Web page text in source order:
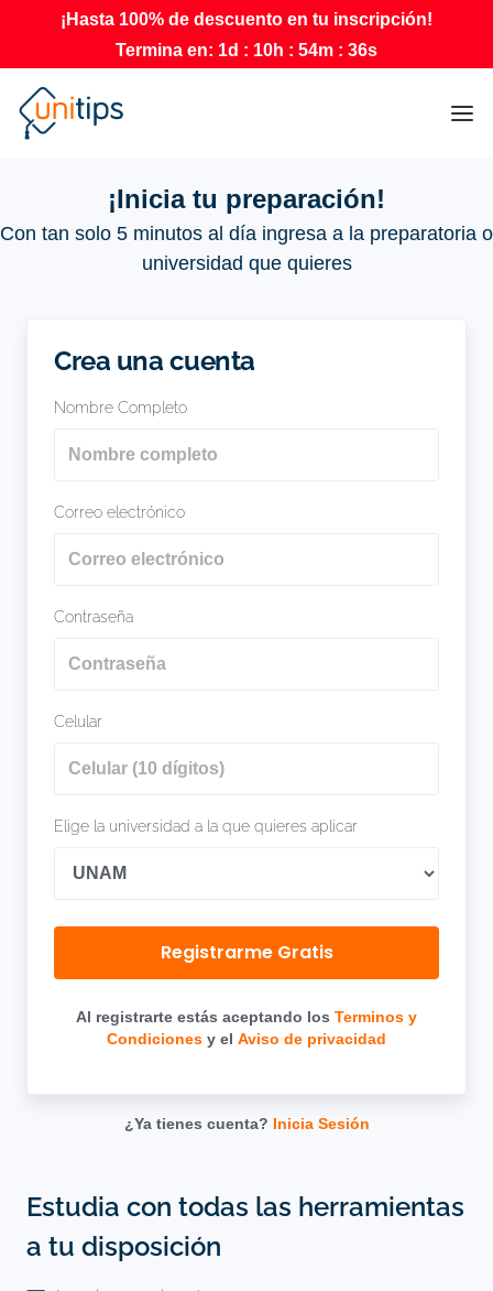
¡Hasta 100% de descuento en tu inscripción!
Termina en: 1d : 10h : 54m : 35s
¡Inicia tu preparación!
Con tan solo 5 minutos al día ingresa a la preparatoria o
universidad que quieres
Crea una cuenta
Nombre Completo
Correo electrónico
Contraseña
Celular
Elige la universidad a la que quieres aplicar
Registrarme Gratis
Al registrarte estás aceptando los Terminos y
Condiciones y el Aviso de privacidad
¿Ya tienes cuenta? Inicia Sesión
Estudia con todas las herramientas
a tu disposición